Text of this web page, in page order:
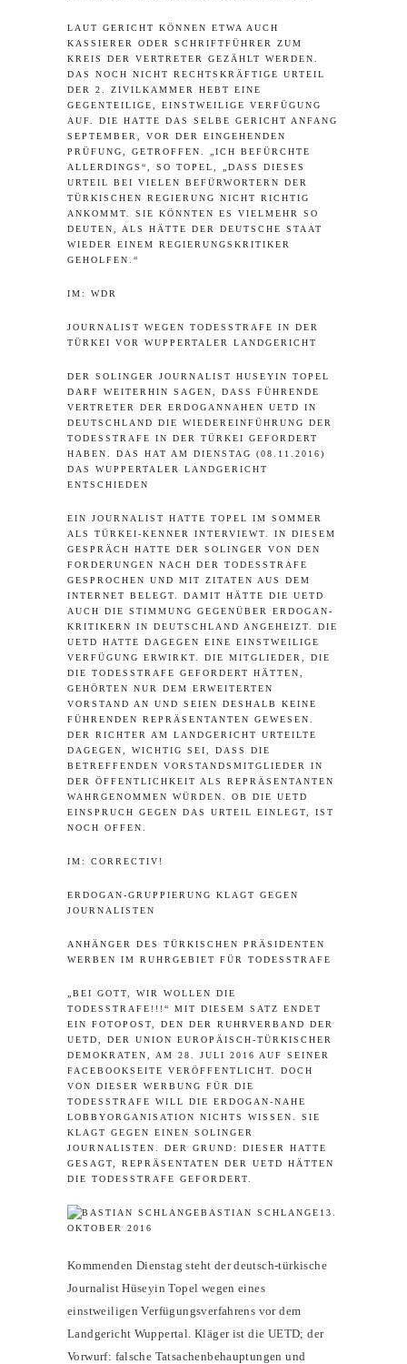
LAUT GERICHT KÖNNEN ETWA AUCH
KASSIERER ODER SCHRIFTFÜHRER ZUM
KREIS DER VERTRETER GEZÄHLT WERDEN.
DAS NOCH NICHT RECHTSKRÄFTIGE URTEIL
DER 2. ZIVILKAMMER HEBT EINE
GEGENTEILIGE, EINSTWEILIGE VERFÜGUNG
AUF. DIE HATTE DAS SELBE GERICHT ANFANG
SEPTEMBER, VOR DER EINGEHENDEN
PRÜFUNG, GETROFFEN. „ICH BEFÜRCHTE
ALLERDINGS“, SO TOPEL, „DASS DIESES
URTEIL BEI VIELEN BEFÜRWORTERN DER
TÜRKISCHEN REGIERUNG NICHT RICHTIG
ANKOMMT. SIE KÖNNTEN ES VIELMEHR SO
DEUTEN, ALS HÄTTE DER DEUTSCHE STAAT
WIEDER EINEM REGIERUNGSKRITIKER
GEHOLFEN.“
IM: WDR
JOURNALIST WEGEN TODESSTRAFE IN DER
TÜRKEI VOR WUPPERTALER LANDGERICHT
DER SOLINGER JOURNALIST HUSEYIN TOPEL
DARF WEITERHIN SAGEN, DASS FÜHRENDE
VERTRETER DER ERDOGANNAHEN UETD IN
DEUTSCHLAND DIE WIEDEREINFÜHRUNG DER
TODESSTRAFE IN DER TÜRKEI GEFORDERT
HABEN. DAS HAT AM DIENSTAG (08.11.2016)
DAS WUPPERTALER LANDGERICHT
ENTSCHIEDEN
EIN JOURNALIST HATTE TOPEL IM SOMMER
ALS TÜRKEI-KENNER INTERVIEWT. IN DIESEM
GESPRÄCH HATTE DER SOLINGER VON DEN
FORDERUNGEN NACH DER TODESSTRAFE
GESPROCHEN UND MIT ZITATEN AUS DEM
INTERNET BELEGT. DAMIT HÄTTE DIE UETD
AUCH DIE STIMMUNG GEGENÜBER ERDOGAN-
KRITIKERN IN DEUTSCHLAND ANGEHEIZT. DIE
UETD HATTE DAGEGEN EINE EINSTWEILIGE
VERFÜGUNG ERWIRKT. DIE MITGLIEDER, DIE
DIE TODESSTRAFE GEFORDERT HÄTTEN,
GEHÖRTEN NUR DEM ERWEITERTEN
VORSTAND AN UND SEIEN DESHALB KEINE
FÜHRENDEN REPRÄSENTANTEN GEWESEN.
DER RICHTER AM LANDGERICHT URTEILTE
DAGEGEN, WICHTIG SEI, DASS DIE
BETREFFENDEN VORSTANDSMITGLIEDER IN
DER ÖFFENTLICHKEIT ALS REPRÄSENTANTEN
WAHRGENOMMEN WÜRDEN. OB DIE UETD
EINSPRUCH GEGEN DAS URTEIL EINLEGT, IST
NOCH OFFEN.
IM: CORRECTIV!
ERDOGAN-GRUPPIERUNG KLAGT GEGEN
JOURNALISTEN
ANHÄNGER DES TÜRKISCHEN PRÄSIDENTEN
WERBEN IM RUHRGEBIET FÜR TODESSTRAFE
„BEI GOTT, WIR WOLLEN DIE
TODESSTRAFE!!!“ MIT DIESEM SATZ ENDET
EIN FOTOPOST, DEN DER RUHRVERBAND DER
UETD, DER UNION EUROPÄISCH-TÜRKISCHER
DEMOKRATEN, AM 28. JULI 2016 AUF SEINER
FACEBOOKSEITE VERÖFFENTLICHT. DOCH
VON DIESER WERBUNG FÜR DIE
TODESSTRAFE WILL DIE ERDOGAN-NAHE
LOBBYORGANISATION NICHTS WISSEN. SIE
KLAGT GEGEN EINEN SOLINGER
JOURNALISTEN. DER GRUND: DIESER HATTE
GESAGT, REPRÄSENTATEN DER UETD HÄTTEN
DIE TODESSTRAFE GEFORDERT.
BASTIAN SCHLANGE 13.
OKTOBER 2016
Kommenden Dienstag steht der deutsch-türkische
Journalist Hüseyin Topel wegen eines
einstweiligen Verfügungsverfahrens vor dem
Landgericht Wuppertal. Kläger ist die UETD; der
Vorwurf: falsche Tatsachenbehauptungen und